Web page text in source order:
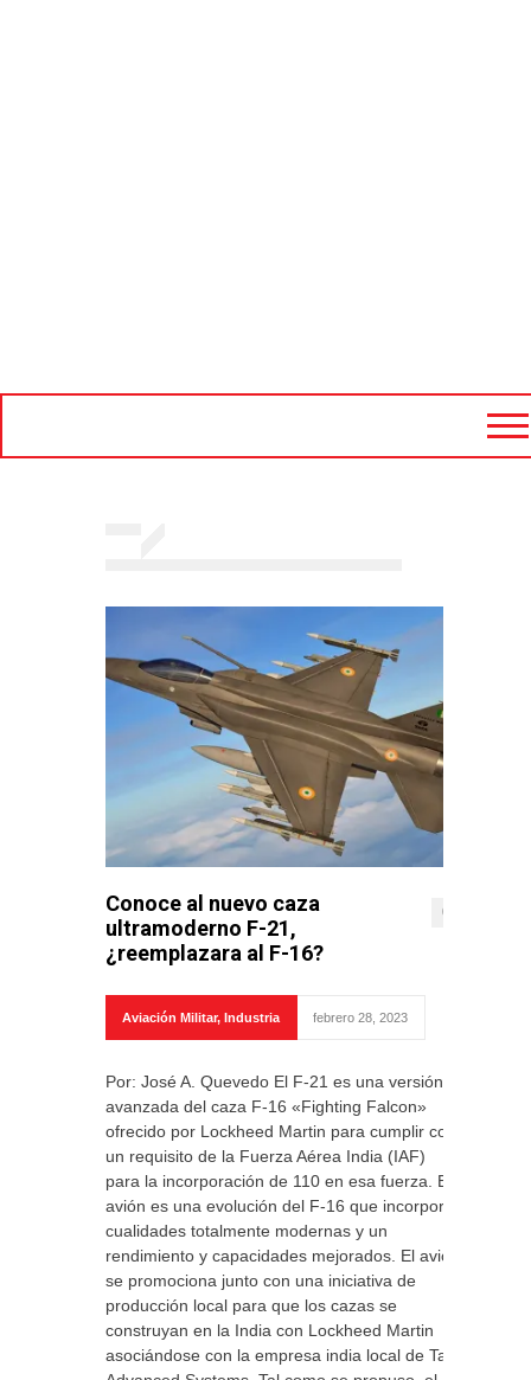
Conoce al nuevo caza
ultramoderno F-21,
¿reemplazara al F-16?
0
Aviación Militar, Industria febrero 28, 2023
Por: José A. Quevedo El F-21 es una versión
avanzada del caza F-16 «Fighting Falcon»
ofrecido por Lockheed Martin para cumplir con
un requisito de la Fuerza Aérea India (IAF)
para la incorporación de 110 en esa fuerza. El
avión es una evolución del F-16 que incorpora
cualidades totalmente modernas y un
rendimiento y capacidades mejorados. El avión
se promociona junto con una iniciativa de
producción local para que los cazas se
construyan en la India con Lockheed Martin
asociándose con la empresa india local de Tata